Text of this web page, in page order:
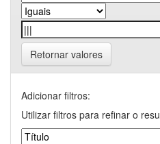
Retornar valores
Adicionar filtros:
Utilizar filtros para refinar o